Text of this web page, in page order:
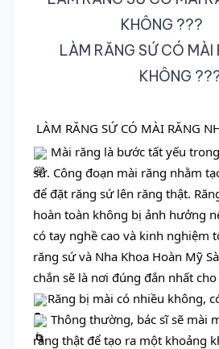
TRA CỨU HỒ
LÀM RĂNG SỨ CÓ MÀI
KHÔNG
LÀM RĂNG SỨ CÓ MÀI RĂNG
Mài răng là bước tất yếu
sứ. Công đoạn mài răng nhằm
để đặt răng sứ lên răng thật.
hoàn toàn không bị ảnh hưởng
có tay nghề cao và kinh nghiệm
răng sứ và Nha Khoa Hoàn Mỹ
chắn sẽ là nơi đúng đắn nhất
Răng bị mài có nhiều không,
răng thật để tạo ra một khoảng